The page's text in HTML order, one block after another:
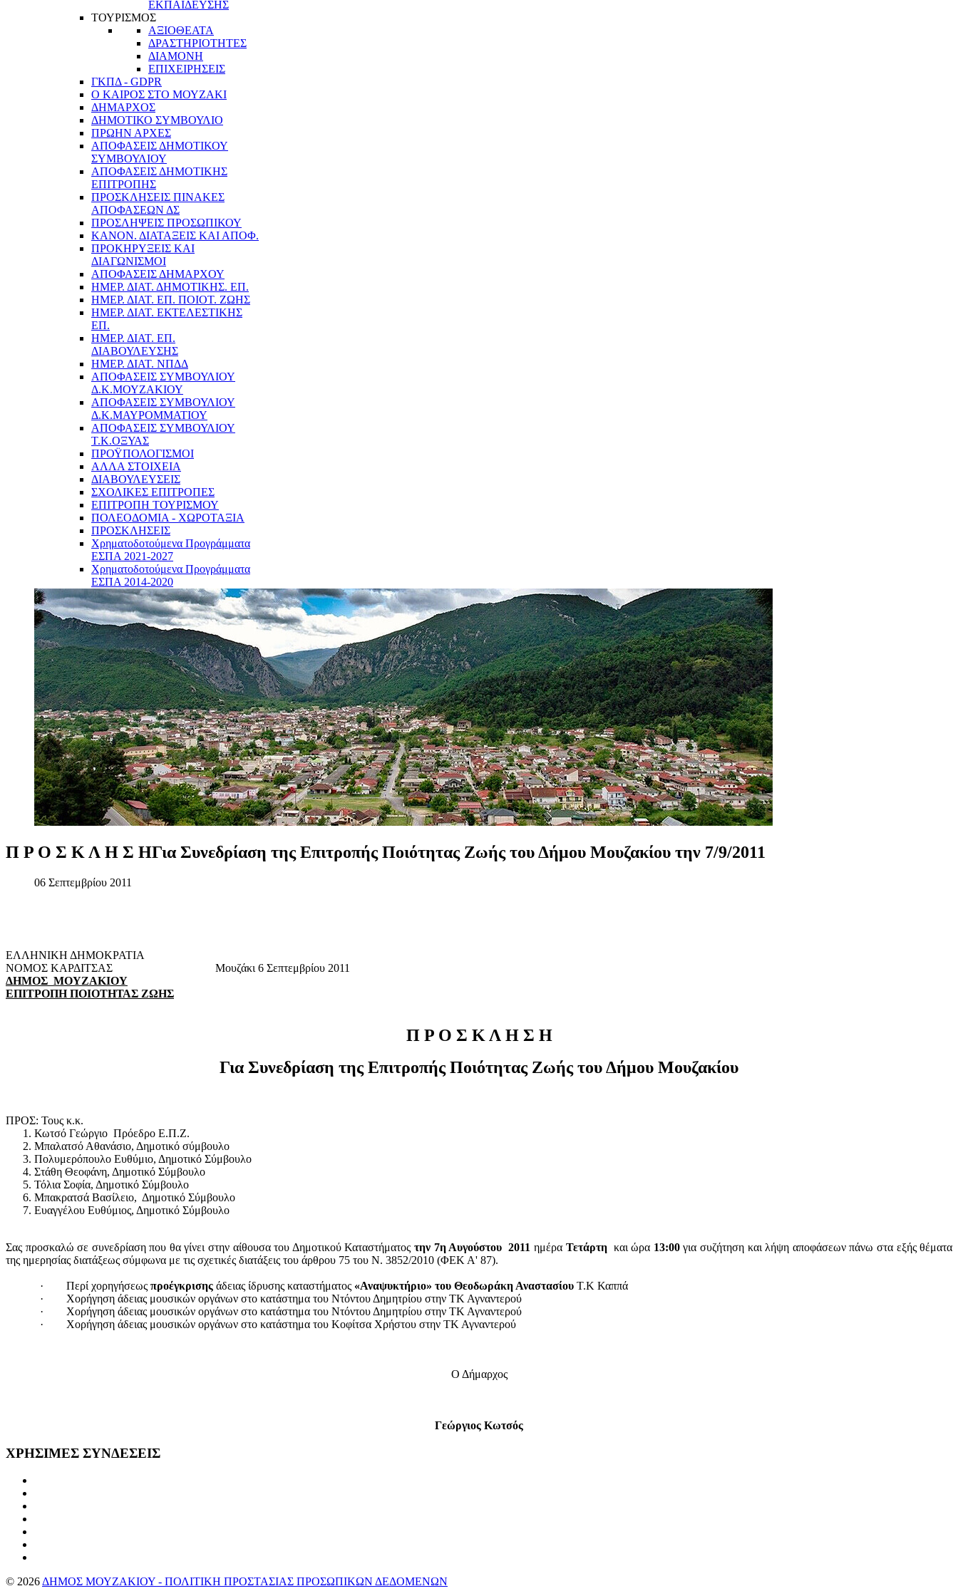
ΕΚΠΑΙΔΕΥΣΗΣ
ΤΟΥΡΙΣΜΟΣ
ΑΞΙΟΘΕΑΤΑ
ΔΡΑΣΤΗΡΙΟΤΗΤΕΣ
ΔΙΑΜΟΝΗ
ΕΠΙΧΕΙΡΗΣΕΙΣ
ΓΚΠΔ - GDPR
Ο ΚΑΙΡΟΣ ΣΤΟ ΜΟΥΖΑΚΙ
ΔΗΜΑΡΧΟΣ
ΔΗΜΟΤΙΚΟ ΣΥΜΒΟΥΛΙΟ
ΠΡΩΗΝ ΑΡΧΕΣ
ΑΠΟΦΑΣΕΙΣ ΔΗΜΟΤΙΚΟΥ
ΣΥΜΒΟΥΛΙΟΥ
ΑΠΟΦΑΣΕΙΣ ΔΗΜΟΤΙΚΗΣ
ΕΠΙΤΡΟΠΗΣ
ΠΡΟΣΚΛΗΣΕΙΣ ΠΙΝΑΚΕΣ
ΑΠΟΦΑΣΕΩΝ ΔΣ
ΠΡΟΣΛΗΨΕΙΣ ΠΡΟΣΩΠΙΚΟΥ
ΚΑΝΟΝ. ΔΙΑΤΑΞΕΙΣ ΚΑΙ ΑΠΟΦ.
ΠΡΟΚΗΡΥΞΕΙΣ ΚΑΙ
ΔΙΑΓΩΝΙΣΜΟΙ
ΑΠΟΦΑΣΕΙΣ ΔΗΜΑΡΧΟΥ
ΗΜΕΡ. ΔΙΑΤ. ΔΗΜΟΤΙΚΗΣ. ΕΠ.
ΗΜΕΡ. ΔΙΑΤ. ΕΠ. ΠΟΙOΤ. ΖΩΗΣ
ΗΜΕΡ. ΔΙΑΤ. ΕΚΤΕΛΕΣΤΙΚΗΣ
ΕΠ.
ΗΜΕΡ. ΔΙΑΤ. ΕΠ.
ΔΙΑΒΟΥΛΕΥΣΗΣ
ΗΜΕΡ. ΔΙΑΤ. ΝΠΔΔ
ΑΠΟΦΑΣΕΙΣ ΣΥΜΒΟΥΛΙΟΥ
Δ.Κ.ΜΟΥΖΑΚΙΟΥ
ΑΠΟΦΑΣΕΙΣ ΣΥΜΒΟΥΛΙΟΥ
Δ.Κ.ΜΑΥΡΟΜΜΑΤΙΟΥ
ΑΠΟΦΑΣΕΙΣ ΣΥΜΒΟΥΛΙΟΥ
Τ.Κ.ΟΞΥΑΣ
ΠΡΟΫΠΟΛΟΓΙΣΜΟΙ
ΑΛΛΑ ΣΤΟΙΧΕΙΑ
ΔΙΑΒΟΥΛΕΥΣΕΙΣ
ΣΧΟΛΙΚΕΣ ΕΠΙΤΡΟΠΕΣ
ΕΠΙΤΡΟΠΗ ΤΟΥΡΙΣΜΟΥ
ΠΟΛΕΟΔΟΜΙΑ - ΧΩΡΟΤΑΞΙΑ
ΠΡΟΣΚΛΗΣΕΙΣ
Χρηματοδοτούμενα Προγράμματα
ΕΣΠΑ 2021-2027
Χρηματοδοτούμενα Προγράμματα
ΕΣΠΑ 2014-2020
Π Ρ Ο Σ Κ Λ Η Σ ΗΓια Συνεδρίαση της Επιτροπής Ποιότητας Ζωής τουΔήμου Μουζακίου την 7/9/2011
06 Σεπτεμβρίου 2011
ΕΛΛΗΝΙΚΗ ΔΗΜΟΚΡΑΤΙΑ
ΝΟΜΟΣ ΚΑΡΔΙΤΣΑΣ Μουζάκι 6 Σεπτεμβρίου 2011
ΔΗΜΟΣ ΜΟΥΖΑΚΙΟΥ
ΕΠΙΤΡΟΠΗ ΠΟΙΟΤΗΤΑΣ ΖΩΗΣ
Π Ρ Ο Σ Κ Λ Η Σ Η
Για Συνεδρίαση της Επιτροπής Ποιότητας Ζωής τουΔήμου Μουζακίου
ΠΡΟΣ: Τους κ.κ.
Κωτσό Γεώργιο Πρόεδρο Ε.Π.Ζ.
Μπαλατσό Αθανάσιο, Δημοτικό σύμβουλο
Πολυμερόπουλο Ευθύμιο, Δημοτικό Σύμβουλο
Στάθη Θεοφάνη, Δημοτικό Σύμβουλο
Τόλια Σοφία, Δημοτικό Σύμβουλο
Μπακρατσά Βασίλειο, Δημοτικό Σύμβουλο
Ευαγγέλου Ευθύμιος, Δημοτικό Σύμβουλο
Σας προσκαλώ σε συνεδρίαση που θα γίνει στην αίθουσα του Δημοτικού Καταστήματος την 7η Αυγούστου 2011 ημέρα Τετάρτη και ώρα 13:00για συζήτηση και λήψη αποφάσεων πάνω στα εξής θέματα
της ημερησίας διατάξεως σύμφωνα με τις σχετικές διατάξεις του άρθρου 75 του Ν. 3852/2010 (ΦΕΚ Α' 87).
· Περί χορηγήσεως προέγκρισης άδειας ίδρυσης καταστήματος «Αναψυκτήριο» του Θεοδωράκη Αναστασίου Τ.Κ Καππά
·
Χορήγηση άδειας μουσικών οργάνων στο κατάστημα του Ντόντου Δημητρίου στην ΤΚ Αγναντερού
·
Χορήγηση άδειας μουσικών οργάνων στο κατάστημα του Ντόντου Δημητρίου στην ΤΚ Αγναντερού
·
Χορήγηση άδειας μουσικών οργάνων στο κατάστημα του Κοφίτσα Χρήστου στην ΤΚ Αγναντερού
Ο Δήμαρχος
Γεώργιος Κωτσός
ΧΡΗΣΙΜΕΣ ΣΥΝΔΕΣΕΙΣ
© 2026 ΔΗΜΟΣ ΜΟΥΖΑΚΙΟΥ - ΠΟΛΙΤΙΚΗ ΠΡΟΣΤΑΣΙΑΣ ΠΡΟΣΩΠΙΚΩΝ ΔΕΔΟΜΕΝΩΝ